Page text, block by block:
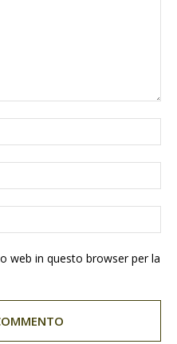
web in questo browser per la